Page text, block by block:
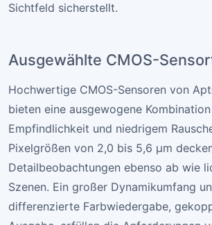
Sichtfeld sicherstellt.
Ausgewählte CMOS-
Hochwertige CMOS-Sensoren von
bieten eine ausgewogene
Empfindlichkeit und niedrigem
Pixelgrößen von 2,0 bis 5,6 µm
Detailbeobachtungen ebenso ab wie
Szenen. Ein großer Dynamikumfang
differenzierte Farbwiedergabe,